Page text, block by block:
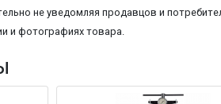
не уведомляя продавцов и
и фотографиях товара.